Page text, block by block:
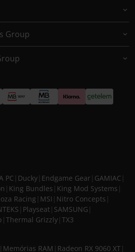
Group
PC Ducky Endgame Gear GAMIAC
King Bundles King Mod Systems
Racing MSI Nitro Concepts
Playseat SAMSUNG
Thermal Grizzly TX3
Memórias RAM Radeon RX 9060 XT